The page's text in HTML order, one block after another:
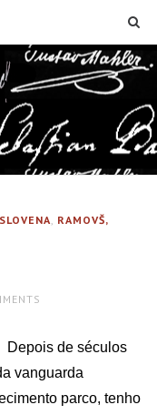
, RAMOVŠ,
Depois de séculos
vanguarda
parco, tenho